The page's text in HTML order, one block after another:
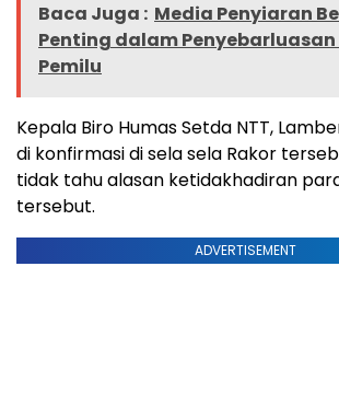
Baca Juga : Media Penyiaran
Penting dalam
Pemilu
Kepala Biro Humas Setda NTT,
di konfirmasi di sela sela Rakor
tidak tahu alasan ketidakhadiran
tersebut.
ADVERTISEMENT